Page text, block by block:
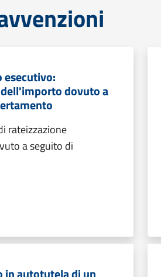
esecutivo:
dovuto a
rateizzazione
a seguito di